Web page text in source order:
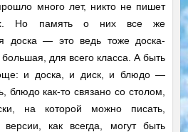
много лет, никто не пишет
Но память о них все же
доска — это ведь тоже доска-
большая, для всего класса. А быть
и доска, и диск, и блюдо —
блюдо как-то связано со столом,
на которой можно писать,
как всегда, могут быть